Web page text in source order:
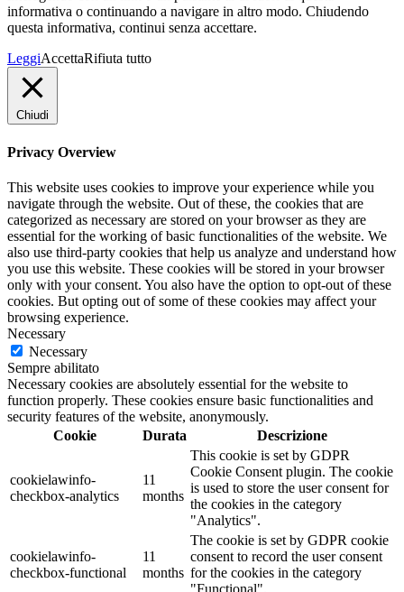
informativa o continuando a navigare in altro modo. Chiudendo
questa informativa, continui senza accettare.
LeggiAccettaRifiuta tutto
Chiudi
Privacy Overview
This website uses cookies to improve your experience while you
navigate through the website. Out of these, the cookies that are
categorized as necessary are stored on your browser as they are
essential for the working of basic functionalities of the website. We
also use third-party cookies that help us analyze and understand how
you use this website. These cookies will be stored in your browser
only with your consent. You also have the option to opt-out of these
cookies. But opting out of some of these cookies may affect your
browsing experience.
Necessary
Necessary
Sempre abilitato
Necessary cookies are absolutely essential for the website to
function properly. These cookies ensure basic functionalities and
security features of the website, anonymously.
Cookie
Durata Descrizione
cookielawinfo-
checkbox-analytics
11
months
This cookie is set by GDPR
Cookie Consent plugin. The cookie
is used to store the user consent for
the cookies in the category
"Analytics".
cookielawinfo-
checkbox-functional
11
months
The cookie is set by GDPR cookie
consent to record the user consent
for the cookies in the category
"Functional".